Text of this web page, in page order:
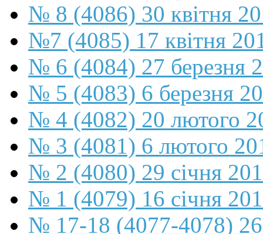
№ 8 (4086) 30 квітня
№7 (4085) 17 квітня
№ 6 (4084) 27 березня
№ 5 (4083) 6 березня
№ 4 (4082) 20 лютого
№ 3 (4081) 6 лютого
№ 2 (4080) 29 січня
№ 1 (4079) 16 січня
№ 17-18 (4077-4078) 26